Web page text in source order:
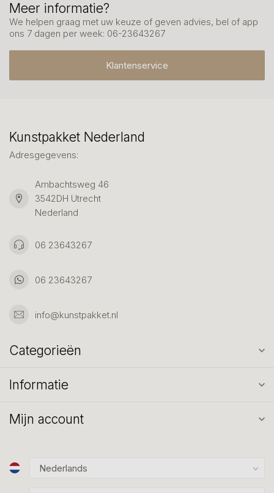
Meer informatie?
We helpen graag met uw keuze of geven advies, bel of app
ons 7 dagen per week: 06-23643267
Klantenservice
Kunstpakket Nederland
Adresgegevens:
Ambachtsweg 46
3542DH Utrecht
Nederland
06 23643267
06 23643267
info@kunstpakket.nl
Categorieën
Informatie
Mijn account